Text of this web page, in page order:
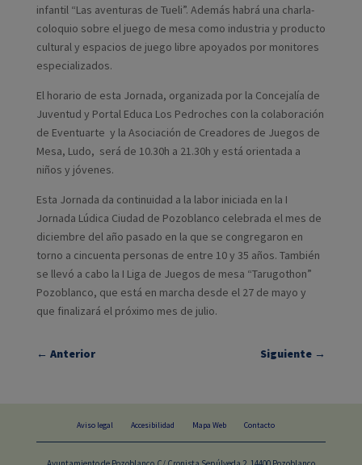
infantil “Las aventuras de Tueli”. Además habrá una charla-
coloquio sobre el juego de mesa como industria y producto
cultural y espacios de juego libre apoyados por monitores
especializados.
El horario de esta Jornada, organizada por la Concejalía de
Juventud y Portal Educa Los Pedroches con la colaboración
de Eventuarte y la Asociación de Creadores de Juegos de
Mesa, Ludo, será de 10.30h a 21.30h y está orientada a
niños y jóvenes.
Esta Jornada da continuidad a la labor iniciada en la I
Jornada Lúdica Ciudad de Pozoblanco celebrada el mes de
diciembre del año pasado en la que se congregaron en
torno a cincuenta personas de entre 10 y 35 años. También
se llevó a cabo la I Liga de Juegos de mesa “Tarugothon”
Pozoblanco, que está en marcha desde el 27 de mayo y
que finalizará el próximo mes de julio.
← Anterior Siguiente →
Aviso legal Accesibilidad Mapa Web Contacto